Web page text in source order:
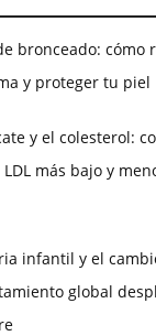
bronceado: cómo
y proteger tu piel
y el colesterol:
LDL más bajo y
infantil y el
global